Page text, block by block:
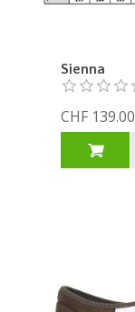
Sienna
CHF 139.00